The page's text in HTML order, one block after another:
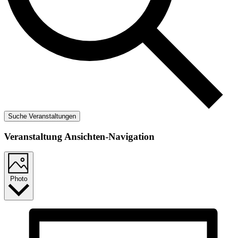
Suche Veranstaltungen
Veranstaltung Ansichten-Navigation
Photo